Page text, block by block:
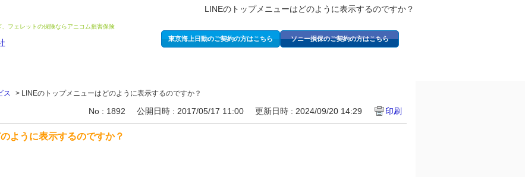
LINEのトップメニューはどのように表示するのですか？
フェレットの保険ならアニコム損害保険
東京海上日動のご契約の方はこちら ソニー損保のご契約の方はこちら
ス > LINEのトップメニューはどのように表示するのですか？
No : 1892 公開日時 : 2017/05/17 11:00 更新日時 : 2024/09/20 14:29 印刷
ように表示するのですか？